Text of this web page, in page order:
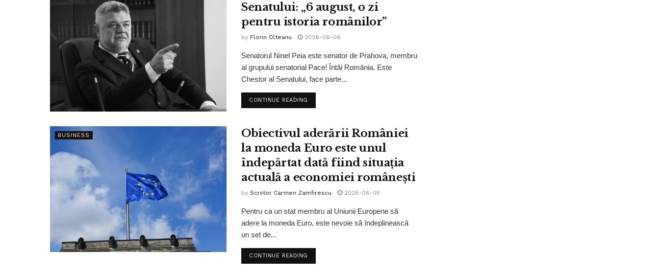
Senatului: „6 august, o zi
pentru istoria românilor”
by Florin Olteanu 2026-08-06
Senatorul Ninel Peia este senator de Prahova, membru
al grupului senatorial Pace! Întâi România. Este
Chestor al Senatului, face parte...
CONTINUE READING
BUSINESS
Obiectivul aderării României
la moneda Euro este unul
îndepărtat dată fiind situația
actuală a economiei românești
by Scriitor Carmen Zamfirescu 2026-08-05
Pentru ca un stat membru al Uniunii Europene să
adere la moneda Euro, este nevoie să îndeplinească
un set de...
CONTINUE READING